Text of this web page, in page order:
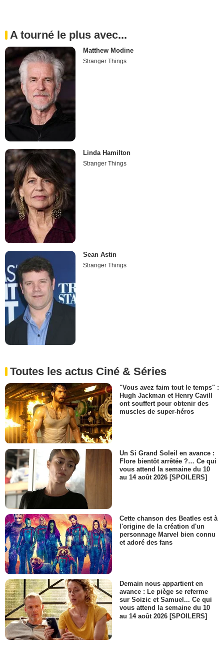
A tourné le plus avec...
Matthew Modine
Stranger Things
Linda Hamilton
Stranger Things
Sean Astin
Stranger Things
Toutes les actus Ciné & Séries
"Vous avez faim tout le temps" :
Hugh Jackman et Henry Cavill
ont souffert pour obtenir des
muscles de super-héros
Un Si Grand Soleil en avance :
Flore bientôt arrêtée ?… Ce qui
vous attend la semaine du 10
au 14 août 2026 [SPOILERS]
Cette chanson des Beatles est à
l'origine de la création d'un
personnage Marvel bien connu
et adoré des fans
Demain nous appartient en
avance : Le piège se referme
sur Soizic et Samuel... Ce qui
vous attend la semaine du 10
au 14 août 2026 [SPOILERS]